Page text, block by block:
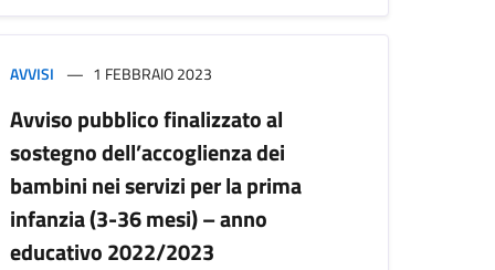
AVVISI 1 FEBBRAIO 2023
Avviso pubblico finalizzato al
sostegno dell’accoglienza dei
bambini nei servizi per la prima
infanzia (3-36 mesi) – anno
educativo 2022/2023